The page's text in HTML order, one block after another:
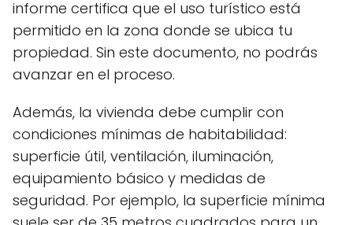
informe certifica que el uso turístico está
permitido en la zona donde se ubica tu
propiedad. Sin este documento, no podrás
avanzar en el proceso.
Además, la vivienda debe cumplir con
condiciones mínimas de habitabilidad:
superficie útil, ventilación, iluminación,
equipamiento básico y medidas de
seguridad. Por ejemplo, la superficie mínima